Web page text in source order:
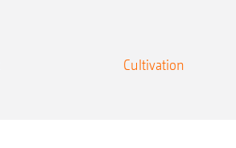
Cultivation